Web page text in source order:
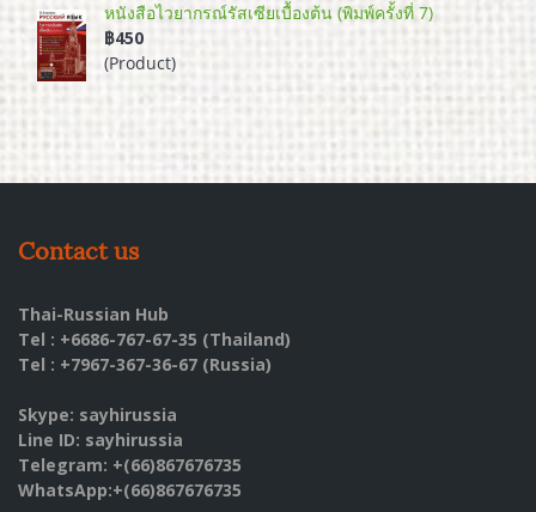
หนังสือไวยากรณ์รัสเซียเบื้องต้น (พิมพ์ครั้งที่ 7)
฿450
(Product)
Contact us
Thai-Russian Hub
Tel : +6686-767-67-35 (Thailand)
Tel : +7967-367-36-67 (Russia)
Skype: sayhirussia
Line ID: sayhirussia
Telegram: +(66)867676735
WhatsApp:+(66)867676735